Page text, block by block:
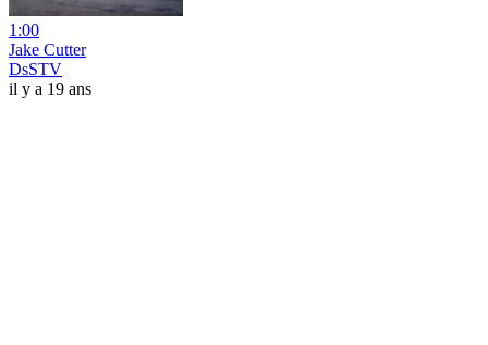
1:00
Jake Cutter
DsSTV
il y a 19 ans